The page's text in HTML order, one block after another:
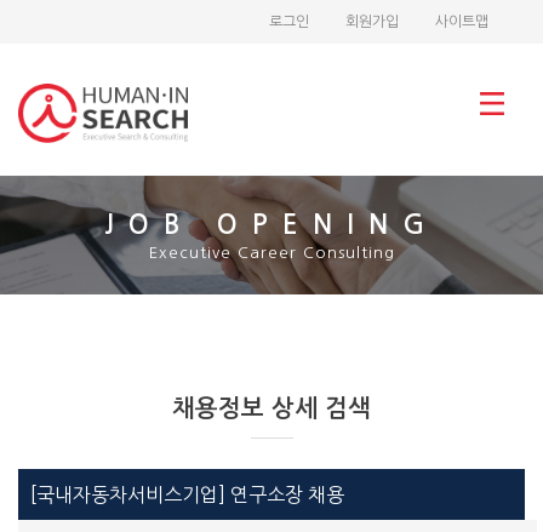
로그인 회원가입 사이트맵
JOB OPENING
Executive Career Consulting
채용정보 상세 검색
[국내자동차서비스기업] 연구소장 채용